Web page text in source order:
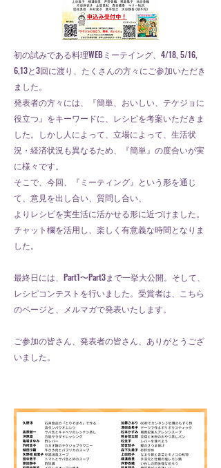
初の試みである料理WEBミーテイング、4/18, 5/16,
6,13と3回に渡り、たくさんの方々にご参加いただき
ました。
発表者の方々には、『簡単、おいしい、テケジョに
役立つ』をキーワードに、レシピを考案いただきま
した。しかし人によって、立場によって、生活状
況・経済状況も異なるため、『簡単』の度合いが実
に様々です。
そこで、今回、『ミーティング』という形を通じ
て、意見を出し合い、質問し合い、
よりレシピを実生活に活かせる形に近づけました。
​チャット欄を活用し、楽しく有意義な時間となりま
した。
最終日には、Part1〜Part3まで一挙大公開。そして、
レシピコンテストを行いました。受賞者は、こちら
のページと、メルマガで発表いたします。
​ご参加の皆さん、発表者の皆さん、ありがとうござ
いました。